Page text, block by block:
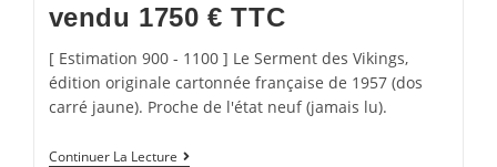
vendu 1750 € TTC
[ Estimation 900 - 1100 ] Le Serment des Vikings,
édition originale cartonnée française de 1957 (dos
carré jaune). Proche de l'état neuf (jamais lu).
Continuer La Lecture